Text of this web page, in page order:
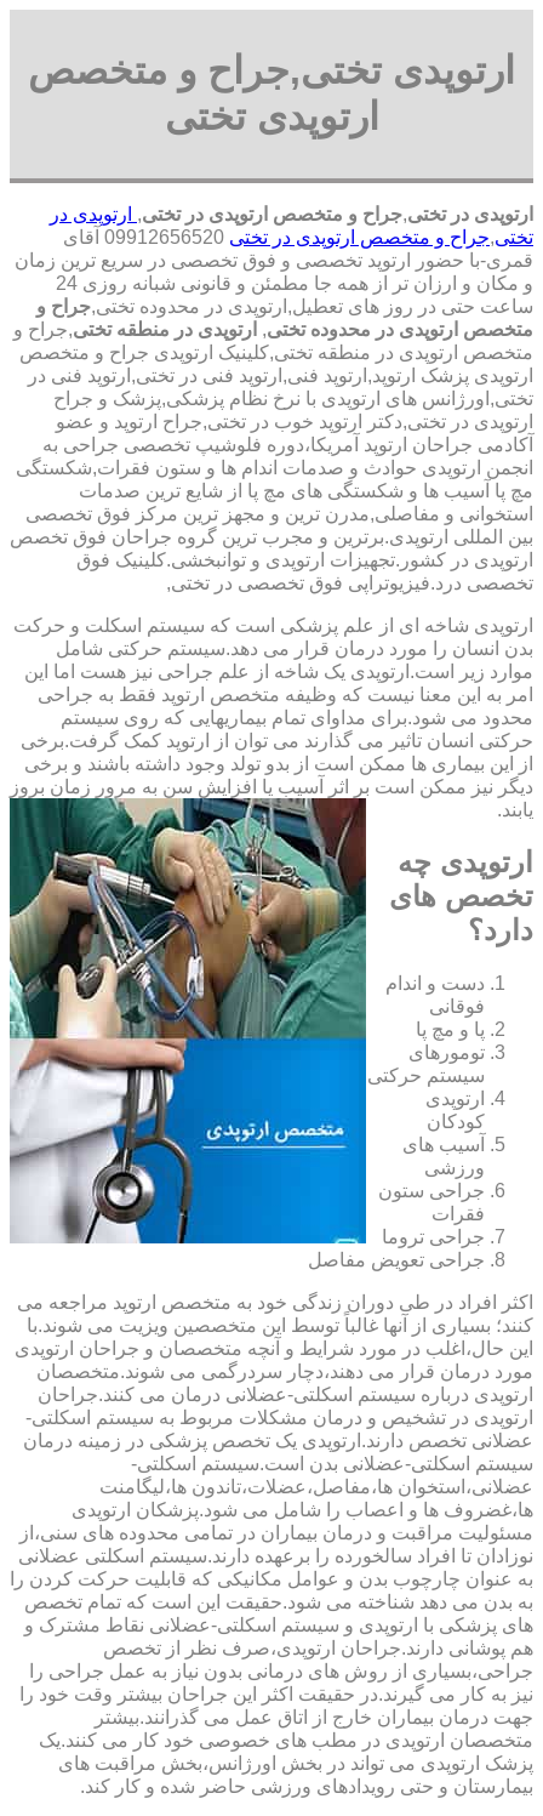
ارتوپدی تختی,جراح و متخصص
ارتوپدی تختی
ارتوپدی در تختی,جراح و متخصص ارتوپدی در تختی, ارتوپدی در
تختی,جراح و متخصص ارتوپدی در تختی
09912656520 آقای
قمری-با حضور ارتوپد تخصصی و فوق تخصصی در سریع ترین زمان
و مکان و ارزان تر از همه جا مطمئن و قانونی شبانه روزی 24
ساعت حتی در روز های تعطیل,ارتوپدی در محدوده تختی,جراح و
متخصص ارتوپدی در محدوده تختی, ارتوپدی در منطقه تختی,جراح و
متخصص ارتوپدی در منطقه تختی,کلینیک ارتوپدی جراح و متخصص
ارتوپدی پزشک ارتوپد,ارتوپد فنی,ارتوپد فنی در تختی,ارتوپد فنی در
تختی,اورژانس های ارتوپدی با نرخ نظام پزشکی,پزشک و جراح
ارتوپدی در تختی,دکتر ارتوپد خوب در تختی,جراح ارتوپد و عضو
آکادمی جراحان ارتوپد آمریکا،دوره فلوشیپ تخصصی جراحی به
انجمن ارتوپدی حوادث و صدمات اندام ها و ستون فقرات,شکستگی
مچ پا آسیب ها و شکستگی های مچ پا از شایع ترین صدمات
استخوانی و مفاصلی,مدرن ترین و مجهز ترین مرکز فوق تخصصی
بین المللی ارتوپدی.برترین ‏و ‏مجرب ‏ترین ‏گروه ‏جراحان ‏فوق ‏تخصص
‏ارتوپدی ‏در ‏کشور.تجهیزات ارتوپدی و توانبخشی.کلینیک فوق
تخصصی درد.فیزیوتراپی فوق تخصصی در تختی,
ارتوپدی شاخه ای از علم پزشکی است که سیستم اسکلت و حرکت
بدن انسان را مورد درمان قرار می دهد.سیستم حرکتی شامل
موارد زیر است.ارتوپدی یک شاخه از علم جراحی نیز هست اما این
امر به این معنا نیست که وظیفه متخصص ارتوپد فقط به جراحی
محدود می شود.برای مداوای تمام بیماریهایی که روی سیستم
حرکتی انسان تاثیر می گذارند می توان از ارتوپد کمک گرفت.برخی
از این بیماری ها ممکن است از بدو تولد وجود داشته باشند و برخی
دیگر نیز ممکن است بر اثر آسیب یا افزایش سن به مرور زمان بروز
یابند.
ارتوپدی چه
تخصص های
دارد؟
دست و اندام
فوقانی
پا و مچ پا
تومورهای
سیستم حرکتی
ارتوپدی
کودکان
آسیب های
ورزشی
جراحی ستون
فقرات
جراحی تروما
جراحی تعویض مفاصل
اکثر افراد در طی دوران زندگی خود به متخصص ارتوپد مراجعه می
کنند؛ بسیاری از آنها غالباً توسط این متخصصین ویزیت می شوند.با
این حال،اغلب در مورد شرایط و آنچه متخصصان و جراحان ارتوپدی
مورد درمان قرار می دهند،دچار سردرگمی می شوند.متخصصان
ارتوپدی درباره سیستم اسکلتی-عضلانی درمان می کنند.جراحان
ارتوپدی در تشخیص و درمان مشکلات مربوط به سیستم اسکلتی-
عضلانی تخصص دارند.ارتوپدی یک تخصص پزشکی در زمینه درمان
سیستم اسکلتی-عضلانی بدن است.سیستم اسکلتی-
عضلانی،استخوان ها،مفاصل،عضلات،تاندون ها،لیگامنت
ها،غضروف ها و اعصاب را شامل می شود.پزشکان ارتوپدی
مسئولیت مراقبت و درمان بیماران در تمامی محدوده های سنی،از
نوزادان تا افراد سالخورده را برعهده دارند.سیستم اسکلتی عضلانی
به عنوان چارچوب بدن و عوامل مکانیکی که قابلیت حرکت کردن را
به بدن می دهد شناخته می شود.حقیقت این است که تمام تخصص
های پزشکی با ارتوپدی و سیستم اسکلتی-عضلانی نقاط مشترک و
هم پوشانی دارند.جراحان ارتوپدی،صرف نظر از تخصص
جراحی،بسیاری از روش های درمانی بدون نیاز به عمل جراحی را
نیز به کار می گیرند.در حقیقت اکثر این جراحان بیشتر وقت خود را
جهت درمان بیماران خارج از اتاق عمل می گذرانند.بیشتر
متخصصان ارتوپدی در مطب های خصوصی خود کار می کنند.یک
پزشک ارتوپدی می تواند در بخش اورژانس،بخش مراقبت های
بیمارستان و حتی رویدادهای ورزشی حاضر شده و کار کند.